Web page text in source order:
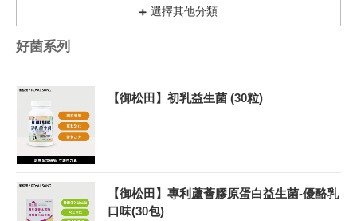
健
康
生
活
館
ROYAL
SONG
選擇其他分類
好菌系列
【御松田】初乳益生菌 (30粒)
【御松田】專利蘆薈膠原蛋白益生菌-優酪乳
口味(30包)